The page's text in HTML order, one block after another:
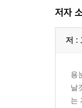
*소년
해방
저자
저 :
용
날
는